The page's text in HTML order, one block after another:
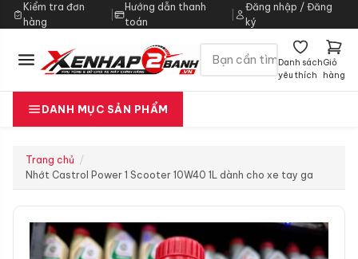
Kiểm tra đơn
hàng
|
Hướng dẫn thanh
toán
Đăng nhập / Đăng
ký
Danh sách
yêu thích
Giỏ
hàng
DANH MỤC SẢN PHẨM
Trang chủ
Nhớt Castrol Power 1 Scooter 10W40 1L dành cho xe tay ga